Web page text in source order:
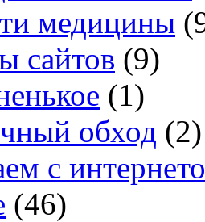
медицины
сайтов (9)
(1)
обход (2)
с
(46)